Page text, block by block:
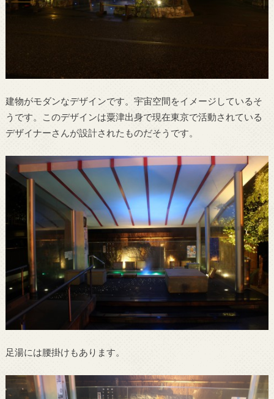
建物がモダンなデザインです。宇宙空間をイメージしているそ
うです。このデザインは粟津出身で現在東京で活動されている
デザイナーさんが設計されたものだそうです。
足湯には腰掛けもあります。